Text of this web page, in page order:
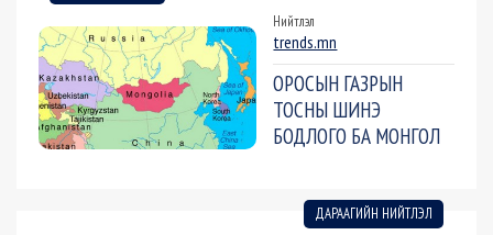
Нийтлэл
trends.mn
ОРОСЫН ГАЗРЫН
ТОСНЫ ШИНЭ
БОДЛОГО БА МОНГОЛ
ДАРААГИЙН НИЙТЛЭЛ